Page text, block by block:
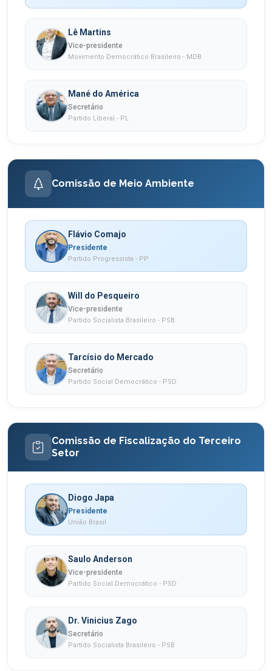
Lê Martins
Vice-presidente
Movimento Democrático Brasileiro - MDB
Mané do América
Secretário
Partido Liberal - PL
Comissão de Meio Ambiente
Flávio Comajo
Presidente
Partido Progressista - PP
Will do Pesqueiro
Vice-presidente
Partido Socialista Brasileiro - PSB
Tarcísio do Mercado
Secretário
Partido Social Democrático - PSD
Comissão de Fiscalização do Terceiro
Setor
Diogo Japa
Presidente
União Brasil
Saulo Anderson
Vice-presidente
Partido Social Democrático - PSD
Dr. Vinicius Zago
Secretário
Partido Socialista Brasileiro - PSB